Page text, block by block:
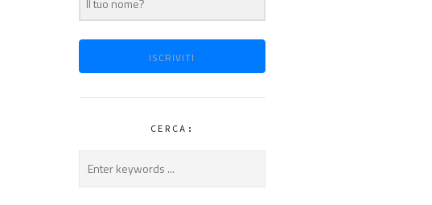
ISCRIVITI
CERCA: